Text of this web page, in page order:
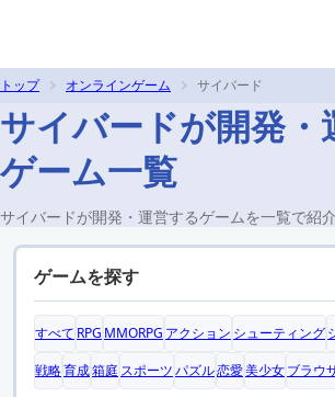
トップ オンラインゲーム サイバード
サイバードが開発・
ゲーム一覧
サイバードが開発・運営するゲームを一覧で紹介
ゲームを探す
すべて RPG MMORPG アクション シューティング
戦略育成箱庭 スポーツパズル恋愛美少女ブラウ